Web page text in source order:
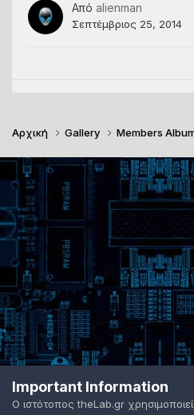
Από alienman
Σεπτέμβριος 25, 2014
Αρχική Gallery Members
Important Information
Ο ιστότοπος theLab.gr χρησιμοποιεί